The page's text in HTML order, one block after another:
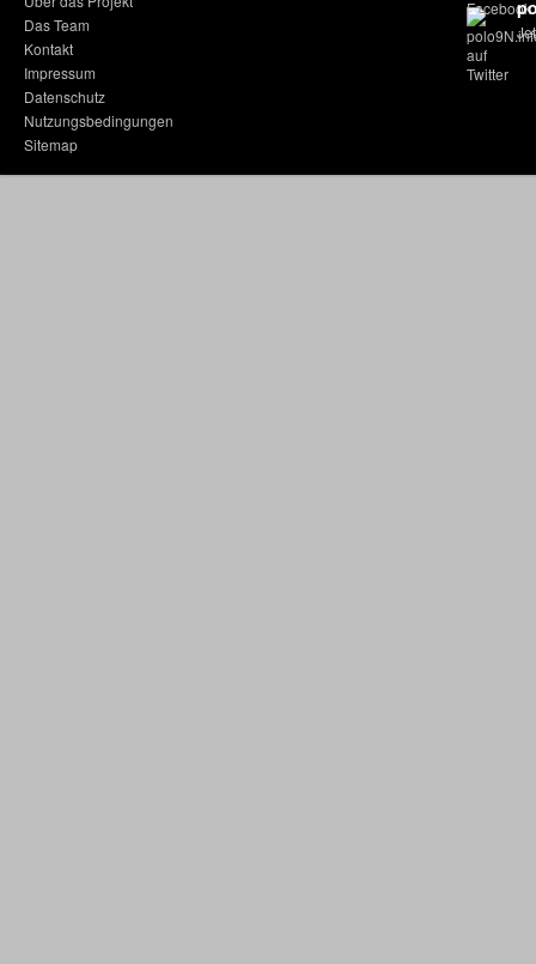
Das Team
Kontakt
Impressum
Datenschutz
Nutzungsbedingungen
Sitemap